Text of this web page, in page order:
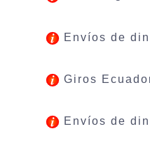
Envíos de
Giros
Envíos de